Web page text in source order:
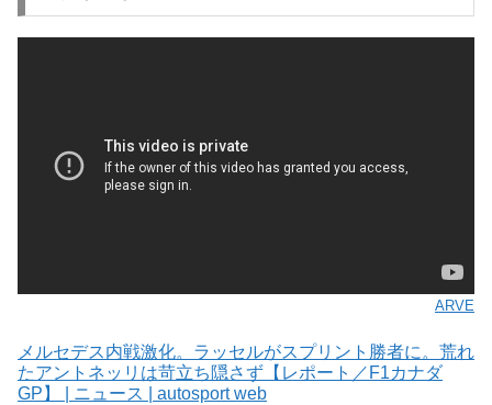
ARVE
メルセデス内戦激化。ラッセルがスプリント勝者に。荒れ
たアントネッリは苛立ち隠さず【レポート／F1カナダ
GP】 | ニュース | autosport web